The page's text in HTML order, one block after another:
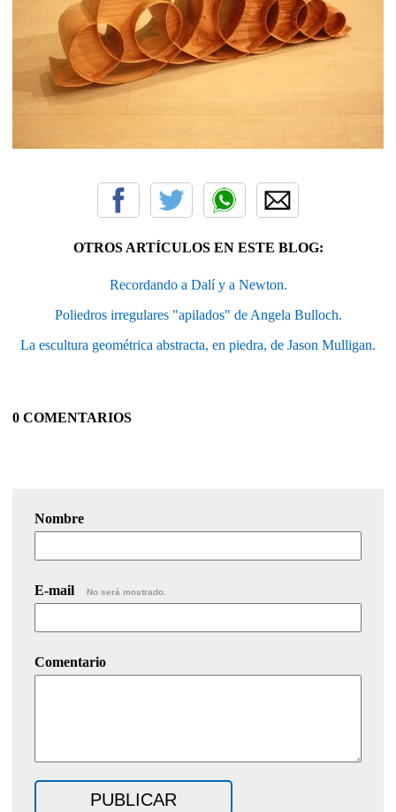
OTROS ARTÍCULOS EN ESTE BLOG:
Recordando a Dalí y a Newton.
Poliedros irregulares "apilados" de Angela Bulloch.
La escultura geométrica abstracta, en piedra, de Jason Mulligan.
0 COMENTARIOS
Nombre
E-mail No será mostrado.
Comentario